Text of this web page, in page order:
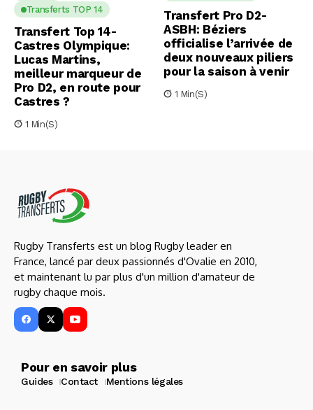
Transferts TOP 14
Transfert Top 14-
Castres Olympique:
Lucas Martins,
meilleur marqueur de
Pro D2, en route pour
Castres ?
1 Min(s)
Transfert Pro D2-
ASBH: Béziers
officialise l’arrivée de
deux nouveaux piliers
pour la saison à venir
1 Min(s)
Rugby Transferts est un blog Rugby leader en
France, lancé par deux passionnés d'Ovalie en 2010,
et maintenant lu par plus d'un million d'amateur de
rugby chaque mois.
Pour en savoir plus
Guides Contact Mentions légales